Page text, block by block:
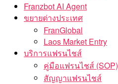
Franzbot AI Agent
ขยายต่างประเทศ
FranGlobal
Laos Market Entry
บริการแฟรนไชส์
คู่มือแฟรนไชส์ (SOP)
สัญญาแฟรนไชส์